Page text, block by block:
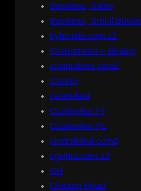
Business, Sales
Business, Small
bybaristo.com z2
Cardiominal – idealny
casinadoes.com2
Casino
casinofast
Casinovice FI
Casinovice PL
centrofobal.com2
cgvipra.com z3
CH
Chicken Road